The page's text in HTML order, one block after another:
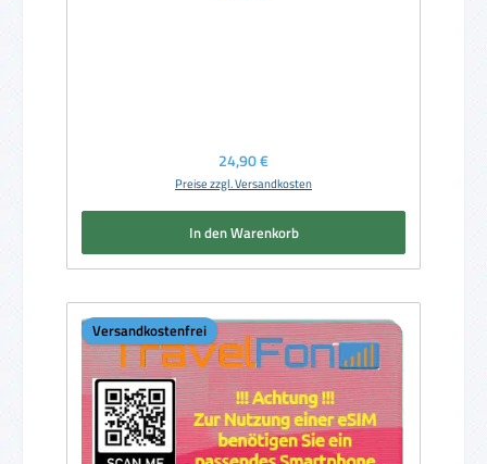
Regulärer Preis:
24,90 €
Preise zzgl. Versandkosten
In den Warenkorb
Versandkostenfrei